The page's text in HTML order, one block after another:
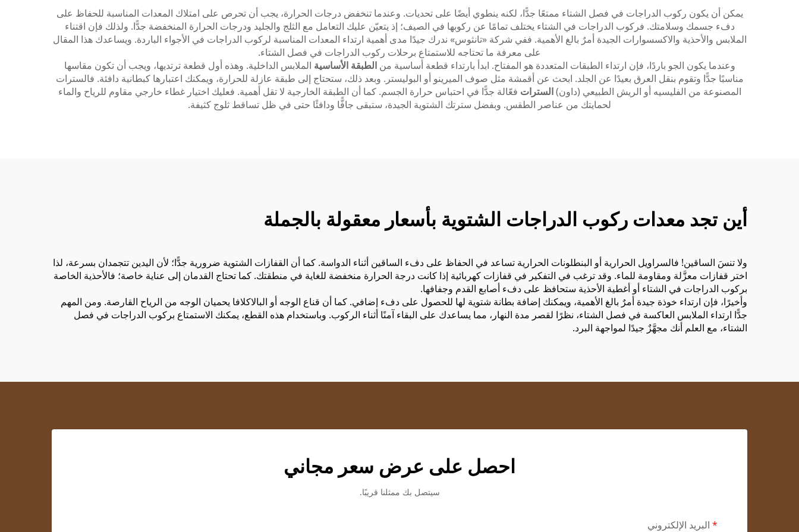
يمكن أن يكون ركوب الدراجات في فصل الشتاء ممتعًا جدًّا، لكنه ينطوي أيضًا على تحديات. وعندما تنخفض درجات الحرارة، يجب أن تحرص على امتلاك المعدات المناسبة للحفاظ على
دفء جسمك وسلامتك. فركوب الدراجات في الشتاء يختلف تمامًا عن ركوبها في الصيف؛ إذ يتعيّن عليك التعامل مع الثلج والجليد ودرجات الحرارة المنخفضة جدًّا. ولذلك فإن اقتناء
الملابس والأحذية والاكسسوارات الجيدة أمرٌ بالغ الأهمية. ففي شركة «تانثوس» ندرك جيدًا مدى أهمية ارتداء المعدات المناسبة لركوب الدراجات في الأجواء الباردة. ويساعدك هذا المقال
على معرفة ما تحتاجه للاستمتاع برحلات ركوب الدراجات في فصل الشتاء.
وعندما يكون الجو باردًا، فإن ارتداء الطبقات المتعددة هو المفتاح. ابدأ بارتداء قطعة أساسية منالطبقة الأساسية الملابس الداخلية. وهذه أول قطعة ترتديها، ويجب أن تكون مقاسها
مناسبًا جدًّا وتقوم بنقل العرق بعيدًا عن الجلد. ابحث عن أقمشة مثل صوف الميرينو أو البوليستر. وبعد ذلك، ستحتاج إلى طبقة عازلة للحرارة، ويمكنك اعتبارها كبطانية دافئة. فالسترات
المصنوعة من الفليسيه أو الريش الطبيعي (داون)السترات فعّالة جدًّا في احتباس حرارة الجسم. كما أن الطبقة الخارجية لا تقل أهمية. فعليك اختيار غطاء خارجي مقاوم للرياح والماء
لحمايتك من عناصر الطقس. وبفضل سترتك الشتوية الجيدة، ستبقى جافًّا ودافئًا حتى في ظل تساقط ثلوج كثيفة.
أين تجد معدات ركوب الدراجات الشتوية بأسعار معقولة بالجملة
ولا تنسَ الساقين! فالسراويل الحرارية أو البنطلونات الحرارية تساعد في الحفاظ على دفء الساقين أثناء الدواسة. كما أن القفازات الشتوية ضرورية جدًّا؛ لأن اليدين تتجمدان بسرعة، لذا
اختر قفازات معزَّلة ومقاومة للماء. وقد ترغب في التفكير في قفازات كهربائية إذا كانت درجة الحرارة منخفضة للغاية في منطقتك. كما تحتاج القدمان إلى عناية خاصة؛ فالأحذية الخاصة
بركوب الدراجات في الشتاء أو أغطية الأحذية ستحافظ على دفء أصابع القدم وجفافها.
وأخيرًا، فإن ارتداء خوذة جيدة أمرٌ بالغ الأهمية، ويمكنك إضافة بطانة شتوية لها للحصول على دفء إضافي. كما أن قناع الوجه أو البالاكلافا يحميان الوجه من الرياح القارصة. ومن المهم
جدًّا ارتداء الملابس العاكسة في فصل الشتاء، نظرًا لقصر مدة النهار، مما يساعدك على البقاء آمنًا أثناء الركوب. وباستخدام هذه القطع، يمكنك الاستمتاع بركوب الدراجات في فصل
الشتاء، مع العلم أنك مجهَّزٌ جيدًا لمواجهة البرد.
احصل على عرض سعر مجاني
سيتصل بك ممثلنا قريبًا.
البريد الإلكتروني